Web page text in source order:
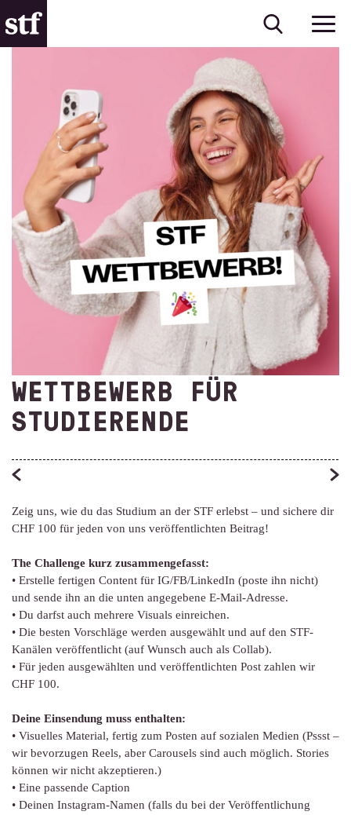
WETTBEWERB FÜR
STUDIERENDE
Zeig uns, wie du das Studium an der STF erlebst – und sichere dir
CHF 100 für jeden von uns veröffentlichten Beitrag!
The Challenge kurz zusammengefasst:
• Erstelle fertigen Content für IG/FB/LinkedIn (poste ihn nicht)
und sende ihn an die unten angegebene E-Mail-Adresse.
• Du darfst auch mehrere Visuals einreichen.
• Die besten Vorschläge werden ausgewählt und auf den STF-
Kanälen veröffentlicht (auf Wunsch auch als Collab).
• Für jeden ausgewählten und veröffentlichten Post zahlen wir
CHF 100.
Deine Einsendung muss enthalten:
• Visuelles Material, fertig zum Posten auf sozialen Medien (Pssst –
wir bevorzugen Reels, aber Carousels sind auch möglich. Stories
können wir nicht akzeptieren.)
• Eine passende Caption
• Deinen Instagram-Namen (falls du bei der Veröffentlichung